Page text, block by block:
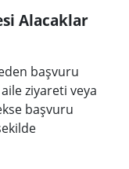
Alacaklar
başvuru
ziyareti veya
başvuru